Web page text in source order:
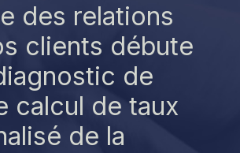
des relations
clients débute
de
calcul de taux
de la